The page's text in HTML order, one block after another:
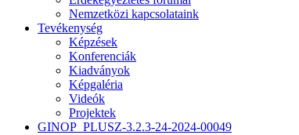
Nemzetközi kapcsolataink
Tevékenység
Képzések
Konferenciák
Kiadványok
Képgaléria
Videók
Projektek
GINOP_PLUSZ-3.2.3-24-2024-00049